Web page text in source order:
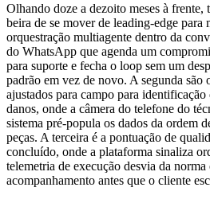
Olhando doze a dezoito meses à frente,
beira de se mover de leading-edge para
orquestração multiagente dentro da
do WhatsApp que agenda um
para suporte e fecha o loop sem um
padrão em vez de novo. A segunda são
ajustados para campo para
danos, onde a câmera do telefone do
sistema pré-popula os dados da ordem
peças. A terceira é a pontuação de
concluído, onde a plataforma sinaliza
telemetria de execução desvia da norma
acompanhamento antes que o cliente